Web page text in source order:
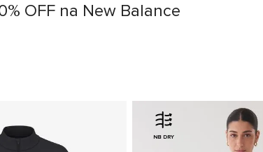
OFF na New Balance
NB DRY